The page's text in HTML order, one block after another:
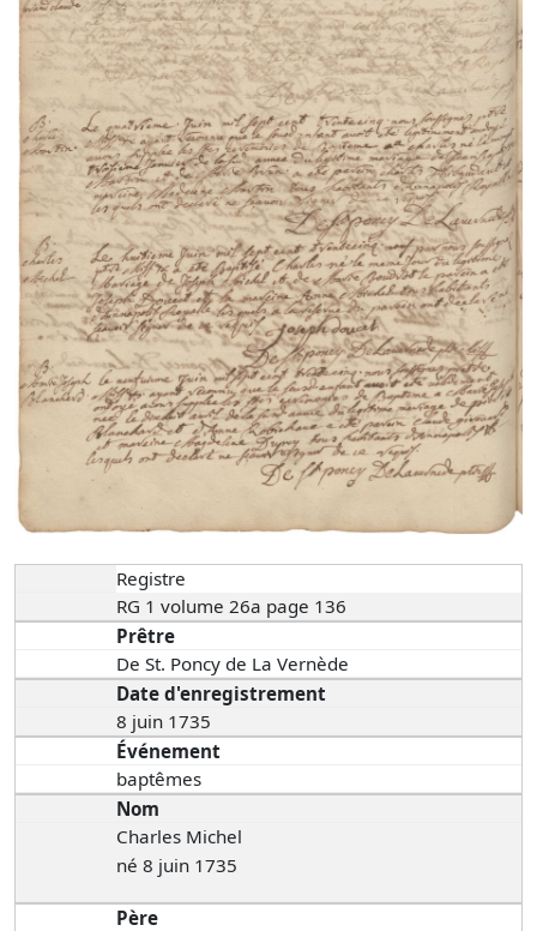
Registre
RG 1 volume 26a page 136
Prêtre
De St. Poncy de La Vernède
Date d'enregistrement
8 juin 1735
Événement
baptêmes
Nom
Charles Michel
né 8 juin 1735
Père